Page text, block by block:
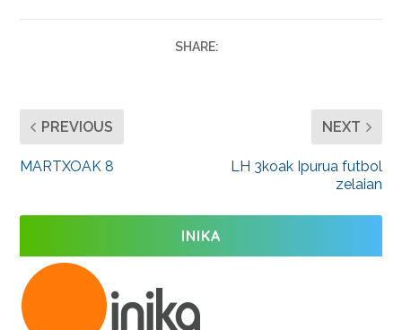
SHARE:
PREVIOUS
MARTXOAK 8
NEXT
LH 3koak Ipurua futbol
zelaian
INIKA